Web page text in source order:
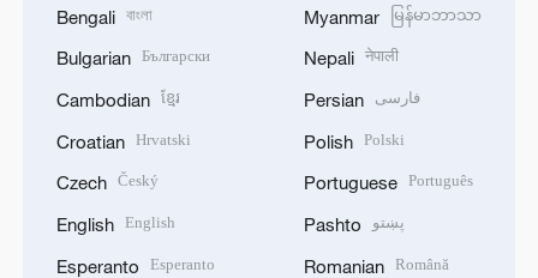
Bengali বাংলা
Bulgarian Български
Cambodian ខ្មែរ
Croatian Hrvatski
Czech Český
English English
Esperanto Esperanto
Myanmar မြန်မာဘာသာ
Nepali नेपाली
Persian فارسی
Polish Polski
Portuguese Português
Pashto پښتو
Romanian Română